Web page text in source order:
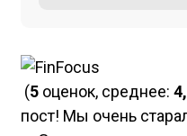
(5 оценок, среднее:
пост! Мы очень